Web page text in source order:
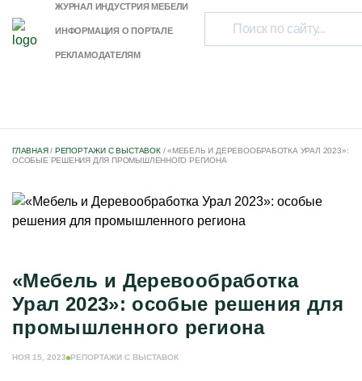
ЖУРНАЛ ИНДУСТРИЯ МЕБЕЛИ
ИНФОРМАЦИЯ О ПОРТАЛЕ
РЕКЛАМОДАТЕЛЯМ
ГЛАВНАЯ/ РЕПОРТАЖИ С ВЫСТАВОК/«МЕБЕЛЬ И ДЕРЕВООБРАБОТКА УРАЛ 2023»:
ОСОБЫЕ РЕШЕНИЯ ДЛЯ ПРОМЫШЛЕННОГО РЕГИОНА
«Мебель и Деревообработка
Урал 2023»: особые решения для
промышленного региона
НОЯ 15, 2023 РЕПОРТАЖИ С ВЫСТАВОК